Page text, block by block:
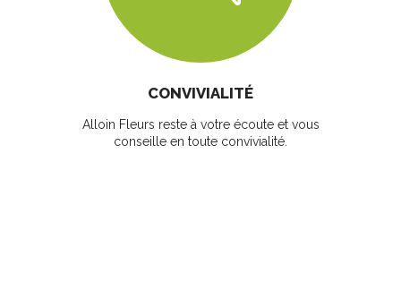
CONVIVIALITÉ
Alloin Fleurs reste à votre écoute et vous
conseille en toute convivialité.